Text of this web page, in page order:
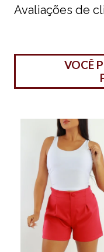
Avaliações de
VOCÊ